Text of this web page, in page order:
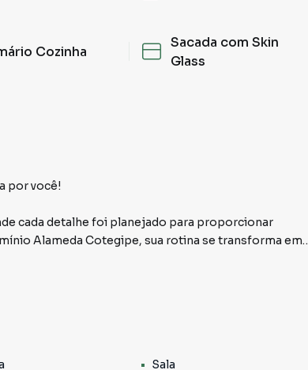
Cozinha
Sacada com Skin
Glass
por você!
cada detalhe foi planejado para proporcionar
Alameda Cotegipe, sua rotina se transforma em
Sala